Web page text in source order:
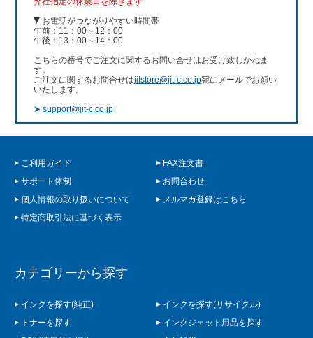
お電話がつながりやすい時間帯
午前：11：00～12：00
午後：13：00～14：00
こちらの番号でご注文に関するお問い合せはお受け致しかねま
す。
ご注文に関するお問合せはjitstore@jit-c.co.jp宛にメールでお願い
いたします。
➤support@jit-c.co.jp
ご利用ガイド
FAX注文書
サポート体制
お問合わせ
個人情報の取り扱いについて
メルマガ登録はこちら
特定商取引法に基づく表示
カテゴリーから探す
インクを探す(純正)
インクを探す(リサイクル)
トナーを探す
インクジェット用品を探す